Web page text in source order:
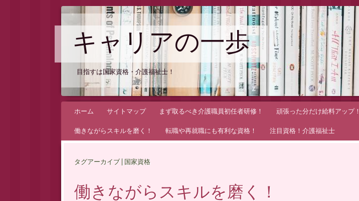
キャリアの一歩
目指すは国家資格・介護福祉士！
ホーム サイトマップ まず取るべき介護職員初任者研修！ 頑張った分だけ給料アップ！
働きながらスキルを磨く！ 転職や再就職にも有利な資格！ 注目資格！介護福祉士
タグアーカイブ | 国家資格
働きながらスキルを磨く！